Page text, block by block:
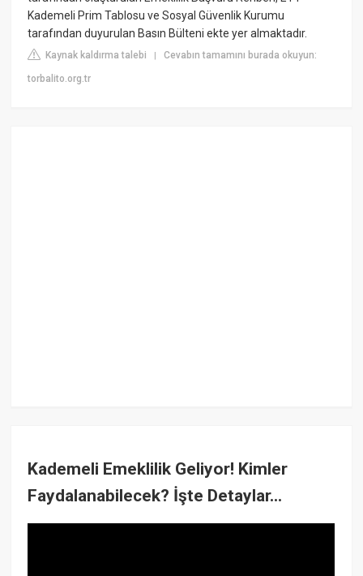
Kademeli Prim Tablosu ve Sosyal Güvenlik Kurumu
tarafından duyurulan Basın Bülteni ekte yer almaktadır.
Kaynak kaldırma talebi |Cevabın tamamını burada okuyun:
torbalito.org.tr
Kademeli Emeklilik Geliyor! Kimler
Faydalanabilecek? İşte Detaylar...